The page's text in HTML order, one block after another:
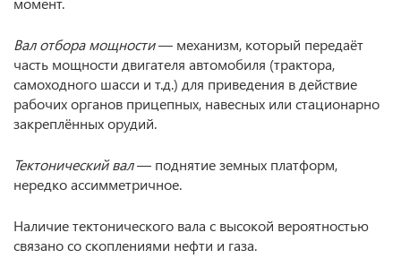
Вал отбора мощности— механизм, который передаёт
часть мощности двигателя автомобиля (трактора,
самоходного шасси и т.д.) для приведения в действие
рабочих органов прицепных, навесных или стационарно
закреплённых орудий.
Тектонический вал— поднятие земных платформ,
нередко ассимметричное.
Наличие тектонического вала с высокой вероятностью
связано со скоплениями нефти и газа.